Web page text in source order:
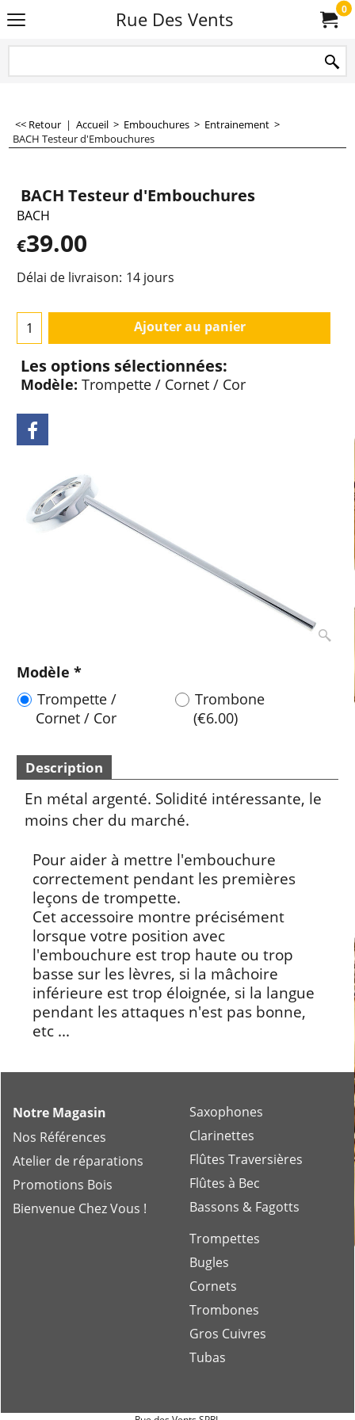
Rue Des Vents 0
<< Retour | Accueil > Embouchures > Entrainement >
BACH Testeur d'Embouchures
BACH Testeur d'Embouchures
BACH
€39.00
Délai de livraison: 14 jours
Ajouter au panier
Les options sélectionnées:
Modèle: Trompette / Cornet / Cor
Modèle *
Trompette /
Cornet / Cor
Trombone
(€6.00)
Description
En métal argenté. Solidité intéressante, le
moins cher du marché.
Pour aider à mettre l'embouchure
correctement pendant les premières
leçons de trompette.
Cet accessoire montre précisément
lorsque votre position avec
l'embouchure est trop haute ou trop
basse sur les lèvres, si la mâchoire
inférieure est trop éloignée, si la langue
pendant les attaques n'est pas bonne,
etc ...
Notre Magasin
Nos Références
Atelier de réparations
Promotions Bois
Bienvenue Chez Vous !
Saxophones
Clarinettes
Flûtes Traversières
Flûtes à Bec
Bassons & Fagotts
Trompettes
Bugles
Cornets
Trombones
Gros Cuivres
Tubas